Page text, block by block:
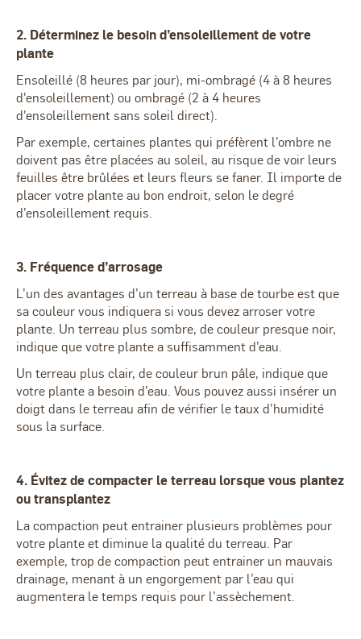
2. Déterminez le besoin d’ensoleillement de votre
plante
Ensoleillé (8 heures par jour), mi-ombragé (4 à 8 heures
d'ensoleillement) ou ombragé (2 à 4 heures
d'ensoleillement sans soleil direct).
Par exemple, certaines plantes qui préfèrent l’ombre ne
doivent pas être placées au soleil, au risque de voir leurs
feuilles être brûlées et leurs fleurs se faner. Il importe de
placer votre plante au bon endroit, selon le degré
d’ensoleillement requis.
3. Fréquence d’arrosage
L’un des avantages d’un terreau à base de tourbe est que
sa couleur vous indiquera si vous devez arroser votre
plante. Un terreau plus sombre, de couleur presque noir,
indique que votre plante a suffisamment d’eau.
Un terreau plus clair, de couleur brun pâle, indique que
votre plante a besoin d’eau. Vous pouvez aussi insérer un
doigt dans le terreau afin de vérifier le taux d’humidité
sous la surface.
4. Évitez de compacter le terreau lorsque vous plantez
ou transplantez
La compaction peut entrainer plusieurs problèmes pour
votre plante et diminue la qualité du terreau. Par
exemple, trop de compaction peut entrainer un mauvais
drainage, menant à un engorgement par l’eau qui
augmentera le temps requis pour l’assèchement.